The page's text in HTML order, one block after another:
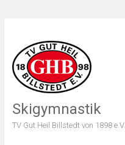
Skigymnastik
TV Gut Heil Billstedt von 1898 e.V.